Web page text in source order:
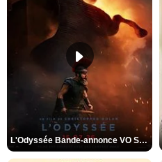
L'Odyssée Bande-annonce VO STFR